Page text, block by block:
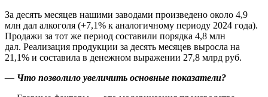
За десять месяцев нашими заводами произведено около 4,9
млн дал алкоголя (+7,1% к аналогичному периоду 2024 года).
Продажи за тот же период составили порядка 4,8 млн
дал. Реализация продукции за десять месяцев выросла на
21,1% и составила в денежном выражении 27,8 млрд руб.
— Что позволило увеличить основные показатели?